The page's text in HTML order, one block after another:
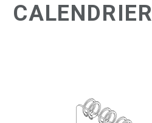
CALENDRIER